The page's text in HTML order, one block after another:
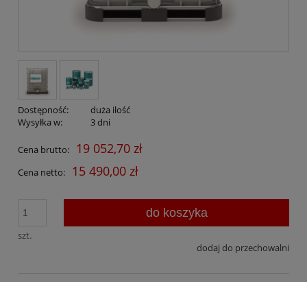
Dostępność:
duża ilość
Wysyłka w:
3 dni
Cena brutto: 19 052,70 zł
Cena netto: 15 490,00 zł
szt.
do koszyka
dodaj do przechowalni